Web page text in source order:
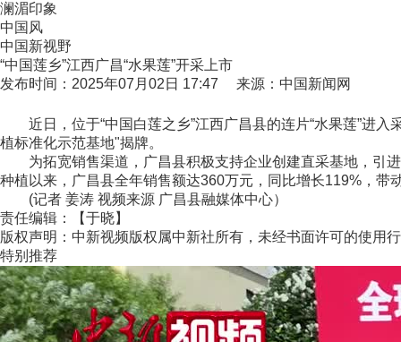
澜湄印象
中国风
中国新视野
“中国莲乡”江西广昌“水果莲”开采上市
发布时间：2025年07月02日 17:47 来源：中国新闻网
近日，位于“中国白莲之乡”江西广昌县的连片“水果莲”进入
植标准化示范基地"揭牌。
为拓宽销售渠道，广昌县积极支持企业创建直采基地，引进
种植以来，广昌县全年销售额达360万元，同比增长119%，带
(记者 姜涛 视频来源 广昌县融媒体中心）
责任编辑：【于晓】
版权声明：中新视频版权属中新社所有，未经书面许可的使用
特别推荐